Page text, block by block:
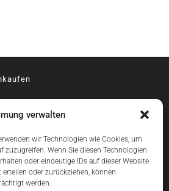
verwalten
wir Technologien wie Cookies, um
zuzugreifen. Wenn Sie diesen Technologien
oder eindeutige IDs auf dieser Website
oder zurückziehen, können
werden.
Bezahlen